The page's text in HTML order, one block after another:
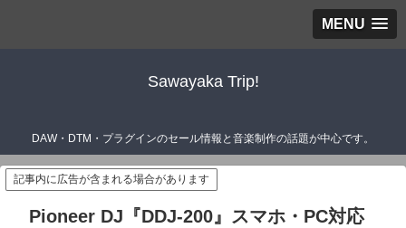
MENU
Sawayaka Trip!
DAW・DTM・プラグインのセール情報と音楽制作の話題が中心です。
記事内に広告が含まれる場合があります
Pioneer DJ『DDJ-200』スマホ・PC対応